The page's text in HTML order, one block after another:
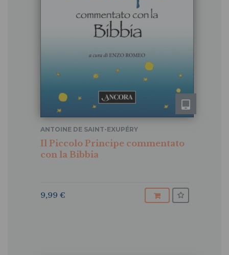
Il Piccolo Principe commentato
con la Bibbia
ANTOINE DE SAINT-EXUPÉRY
9,99 €